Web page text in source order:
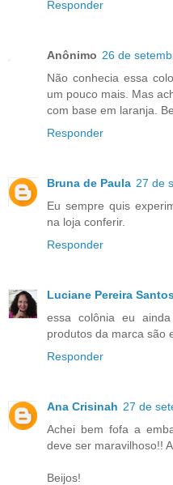
Responder
Anônimo 26 de
Não conhecia essa
um pouco mais. Mas
com base em laranja.
Responder
Bruna de Paula 27 de
Eu sempre quis
na loja conferir.
Responder
Luciane Pereira
essa colônia eu
produtos da marca são
Responder
Ana Crisinah 27 de
Achei bem fofa a
deve ser maravilhoso!!
Beijos!